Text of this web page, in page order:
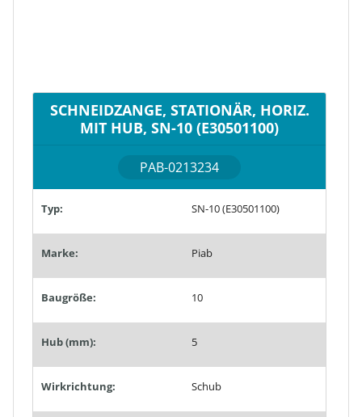
SCHNEIDZANGE, STATIONÄR, HORIZ.
MIT HUB, SN-10 (E30501100)
PAB-0213234
Typ: SN-10 (E30501100)
Marke: Piab
Baugröße: 10
Hub (mm): 5
Wirkrichtung: Schub